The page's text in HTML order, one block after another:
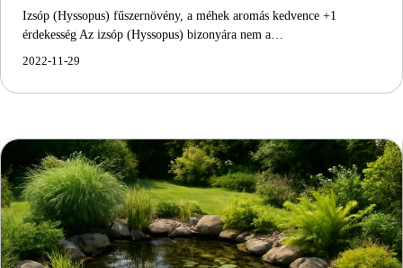
Izsóp (Hyssopus) fűszernövény, a méhek aromás kedvence +1
érdekesség Az izsóp (Hyssopus) bizonyára nem a…
2022-11-29